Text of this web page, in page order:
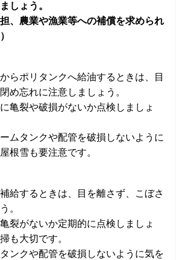
しょう。
、農業や漁業等への補償を求められ
ポリタンクへ給油するときは、目
め忘れに注意しましょう。
裂や破損がないか点検しましょ
タンクや配管を破損しないように
根雪も要注意です。
するときは、目を離さず、こぼさ
。
がないか定期的に点検しましょ
も大切です。
クや配管を破損しないように気を